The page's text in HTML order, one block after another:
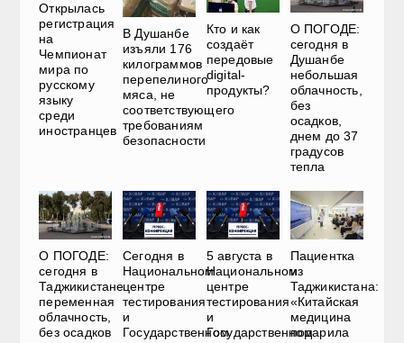
Открылась
регистрация
на
Чемпионат
мира по
русскому
языку
среди
иностранцев
В Душанбе
изъяли 176
килограммов
перепелиного
мяса, не
соответствующего
требованиям
безопасности
Кто и как
создаёт
передовые
digital-
продукты?
О ПОГОДЕ:
сегодня в
Душанбе
небольшая
облачность,
без
осадков,
днем до 37
градусов
тепла
О ПОГОДЕ:
сегодня в
Таджикистане
переменная
облачность,
без осадков
Сегодня в
Национальном
центре
тестирования
и
Государственном
5 августа в
Национальном
центре
тестирования
и
Государственном
Пациентка
из
Таджикистана:
«Китайская
медицина
подарила